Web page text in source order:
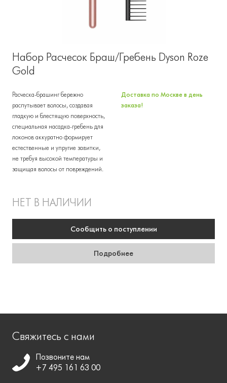
Набор Расчесок Браш/Гребень Dyson Roze
Gold
Расческа-брашинг бережно
распутывает волосы, создавая
гладкую и блестящую поверхность,
специальная насадка-гребень для
локонов аккуратно формирует
естественные и упругие завитки,
не требуя высокой температуры и
защищая волосы от повреждений.
Доставка по Москве в день
заказа!
НЕТ В НАЛИЧИИ
Сообщить о поступлении
Подробнее
Свяжитесь с нами
Позвоните нам
+7 495 161 63 00